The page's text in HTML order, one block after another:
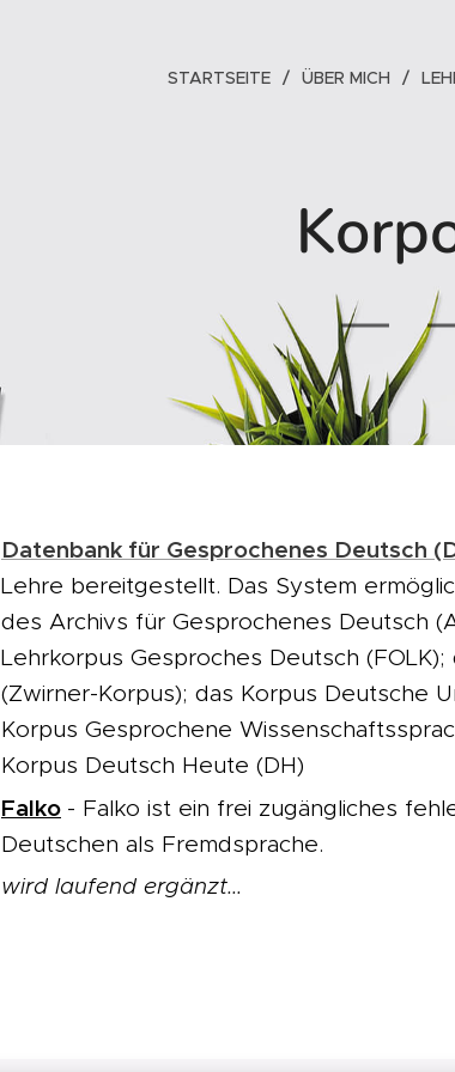
STARTSEITE ÜBER MICH
Datenbank für Gesprochenes Deutsch
Lehre bereitgestellt. Das System
des Archivs für Gesprochenes Deutsch
Lehrkorpus Gesproches Deutsch
(Zwirner-Korpus); das Korpus Deutsche
Korpus Gesprochene
Korpus Deutsch Heute (DH)
Falko - Falko ist ein frei zugängliches
Deutschen als Fremdsprache.
wird laufend ergänzt...